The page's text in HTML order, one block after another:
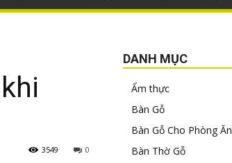
0
3549
DANH MỤC
Ẩm thực
Bàn Gỗ
Bàn Gỗ Cho Phòng Ăn
Bàn Thờ Gỗ